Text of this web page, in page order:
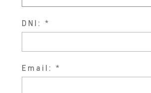
DNI:
Email: